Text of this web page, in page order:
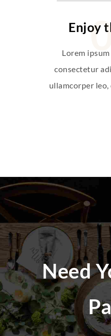
Enjoy
Lorem
consectetur
ullamcorper
Need